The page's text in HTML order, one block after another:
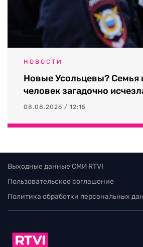
НОВОСТИ
Новые Усольцевы? Семья
человек загадочно
08.08.2026 / 12:15
Выходные данные СМИ RTVI
Пользовательское соглашение
Политика обработки персональных